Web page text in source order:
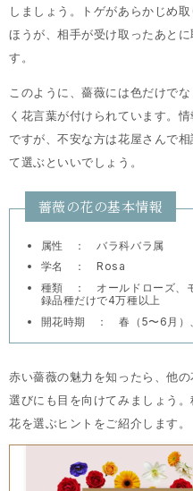
しましょう。トゲがあらかじめ
ほうが、相手が受け取ったあと
す。
このように、薔薇には色だけで
く花言葉が付けられています。
ですが、不安な方は花屋さんで
て選ぶといいでしょう。
薔薇の花の基本情報
属性 ： バラ科バラ属
学名 ： Rosa
種類 ： オールドローズ、
録品種だけで4万種以上
開花時期 ： 春（5〜6月）、
赤い薔薇の魅力を知ったら、他
選びにも目を向けてみましょう
花を選ぶヒントをご紹介します。